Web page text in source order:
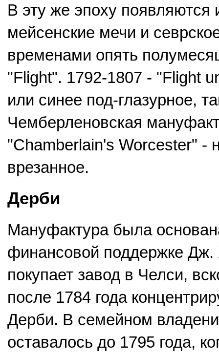
В эту же эпоху появляются
мейсенские мечи и
временами опять
"Flight". 1792-1807 - "Flight
или синее под-глазурное,
Чемберленовская
"Chamberlain's Worcester" -
врезанное.
Дерби
Мануфактура была
финансовой поддержке
покупает завод в Челси,
после 1784 года
Дерби. В семейном
оставалось до 1795 года,